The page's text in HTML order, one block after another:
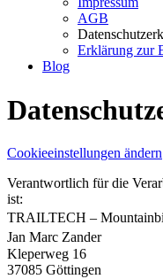
AGB
Erklärung zur
Blog
Cookieeinstellungen ändern
Verantwortlich für die
ist:
TRAILTECH –
Jan Marc Zander
Kleperweg 16
37085 Göttingen